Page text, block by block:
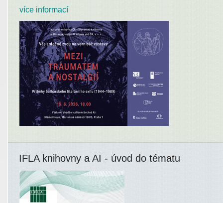
více informací
IFLA knihovny a AI - úvod do tématu